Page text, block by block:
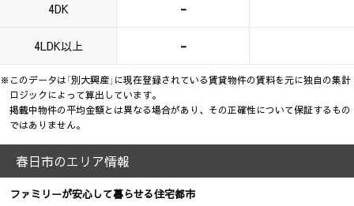
4DK -
4LDK以上 -
※このデータは「別大興産」に現在登録されている賃貸物件の賃料を元に独自の集計
ロジックによって算出しています。
掲載中物件の平均金額とは異なる場合があり、その正確性について保証するもの
ではありません。
春日市のエリア情報
ファミリーが安心して暮らせる住宅都市